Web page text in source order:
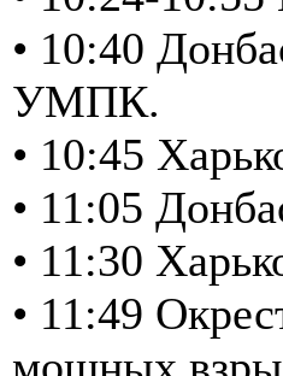
• 10:40
УМПК.
• 10:45
• 11:05
• 11:30
• 11:49